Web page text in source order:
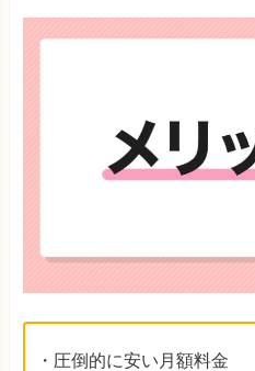
・圧倒的に安い月額料金